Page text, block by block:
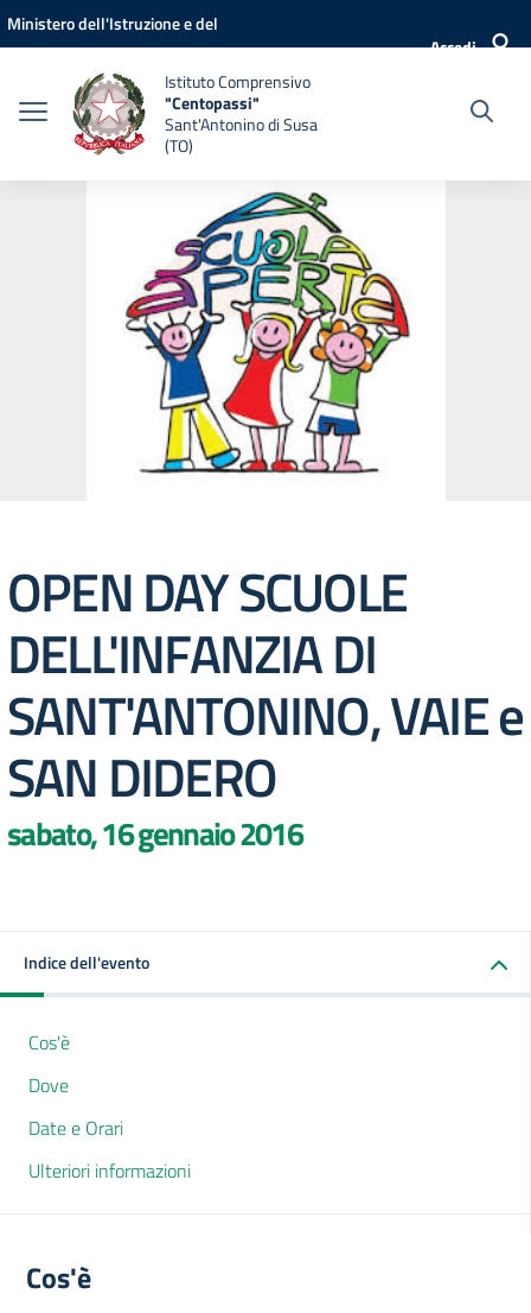
Vai ai contenuti
Vai al menu di navigazione
Vai al footer
Ministero dell'Istruzione e del
Accedi
Istituto Comprensivo
"Centopassi"
Sant'Antonino di Susa
(TO)
OPEN DAY SCUOLE
DELL'INFANZIA DI
SANT'ANTONINO, VAIE e
SAN DIDERO
sabato, 16 gennaio 2016
Indice dell'evento
Cos'è
Dove
Date e Orari
Ulteriori informazioni
Cos'è